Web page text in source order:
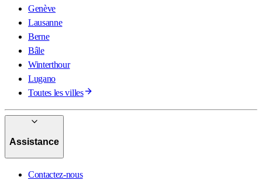
Genève
Lausanne
Berne
Bâle
Winterthour
Lugano
Toutes les villes
Assistance
Contactez-nous